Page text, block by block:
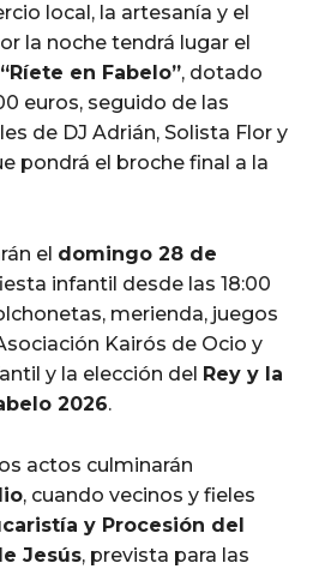
local, la artesanía y el
la noche tendrá lugar el
“Ríete en Fabelo”, dotado
euros, seguido de las
de DJ Adrián, Solista Flor y
pondrá el broche final a la
el domingo 28 de
infantil desde las 18:00
merienda, juegos
Kairós de Ocio y
y la elección del Rey y la
2026.
actos culminarán
, cuando vecinos y fieles
y Procesión del
Jesús, prevista para las